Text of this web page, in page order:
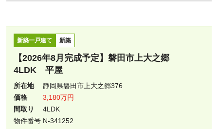
新築一戸建て 新築
【2026年8月完成予定】磐田市上大之郷
4LDK 平屋
所在地
静岡県磐田市上大之郷376
価格
3,180万円
間取り
4LDK
物件番号 N-341252